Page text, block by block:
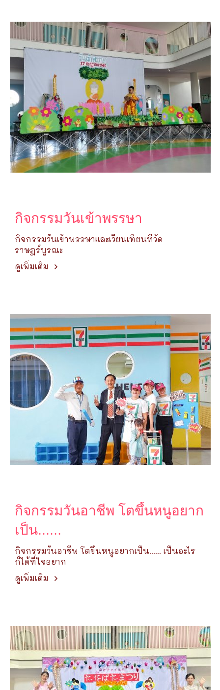
กิจกรรมวันเข้าพรรษา
กิจกรรมวันเข้าพรรษาและเวียนเทียนที่วัด
ราษฎร์บูรณะ
ดูเพิ่มเติม
กิจกรรมวันอาชีพ โตขึ้นหนูอยาก
เป็น......
กิจกรรมวันอาชีพ โตขึ้นหนูอยากเป็น...... เป็นอะไร
ก็ได้ที่ใจอยาก
ดูเพิ่มเติม